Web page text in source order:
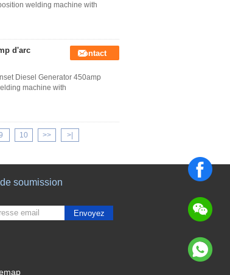
welding machine with
d'arc
Contact
Diesel Generator 450amp
machine with
10 >> >|
soumission
Envoyez